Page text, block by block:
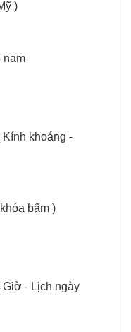
)
nam
khoáng -
bấm )
- Lịch ngày